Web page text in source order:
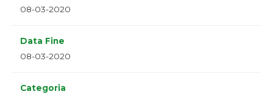
08-03-2020
Data Fine
08-03-2020
Categoria